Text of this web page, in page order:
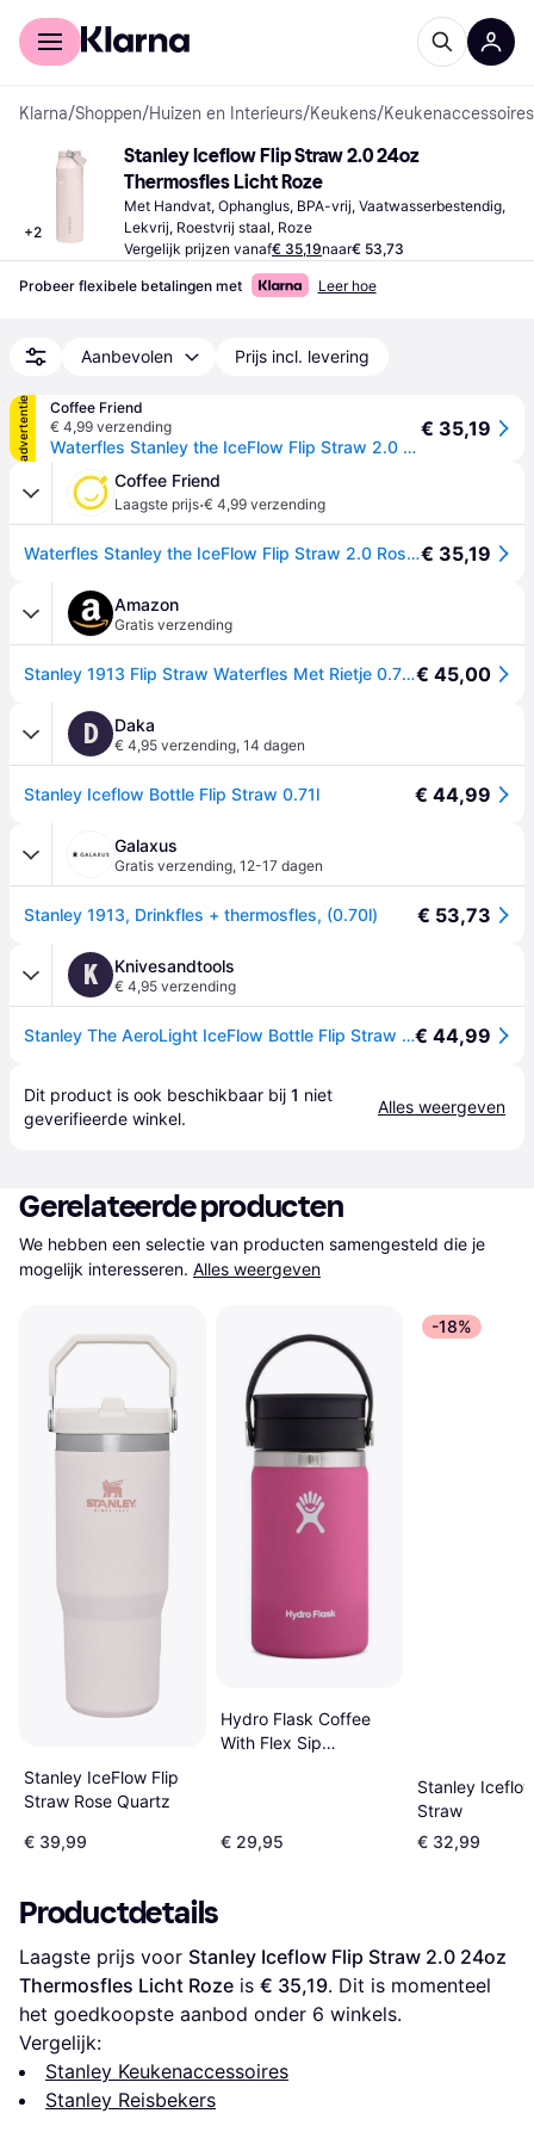
Voor shoppers
Klarna/Shoppen/Huizen en Interieurs/Keukens/Keukenaccessoires
+2
Stanley Iceflow Flip Straw 2.0 24oz
Thermosfles Licht Roze
Met Handvat, Ophanglus, BPA-vrij, Vaatwasserbestendig,
Lekvrij, Roestvrij staal, Roze
Vergelijk prijzen vanaf€ 35,19naar€ 53,73
Probeer flexibele betalingen met Leer hoe
Aanbevolen Prijs incl. levering
advertentie
Coffee Friend
€ 4,99 verzending
Waterfles Stanley the IceFlow Flip Straw 2.0 Rose Quartz, 700 ml
€ 35,19
Coffee Friend
Laagste prijs·€ 4,99 verzending
Waterfles Stanley the IceFlow Flip Straw 2.0 Rose Quartz, 700 ml€ 35,19
Amazon
Gratis verzending
Stanley 1913 Flip Straw Waterfles Met Rietje 0.7L - Rose Quartz€ 45,00
D Daka
€ 4,95 verzending, 14 dagen
Stanley Iceflow Bottle Flip Straw 0.71l € 44,99
Galaxus
Gratis verzending, 12-17 dagen
Stanley 1913, Drinkfles + thermosfles, (0.70l) € 53,73
K Knivesandtools
€ 4,95 verzending
Stanley The AeroLight IceFlow Bottle Flip Straw 2.0 24oz, Rose Quartz 10-11283-145 thermosfles met rietje, 700 ml - roze€ 44,99
Dit product is ook beschikbaar bij 1 niet
geverifieerde winkel.
Alles weergeven
Gerelateerde producten
We hebben een selectie van producten samengesteld die je
mogelijk interesseren. Alles weergeven
Stanley IceFlow Flip
Straw Rose Quartz
€ 39,99
Hydro Flask Coffee
With Flex Sip
€ 29,95
-18%
Stanley
Straw
€ 32,99
Productdetails
Laagste prijs voor Stanley Iceflow Flip Straw 2.0 24oz
Thermosfles Licht Roze is € 35,19. Dit is momenteel
het goedkoopste aanbod onder 6 winkels.
Vergelijk:
Stanley Keukenaccessoires
Stanley Reisbekers